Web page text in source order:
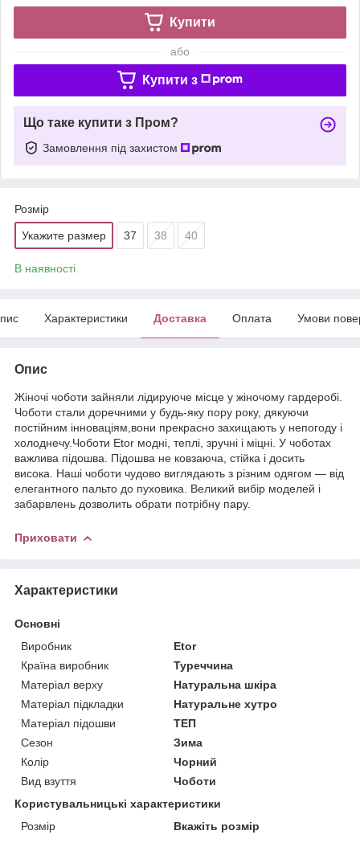
Купити
або
Купити з
Що таке купити з Пром?
Замовлення під захистом
Розмір
Укажите размер 37 38 40
В наявності
Характеристики Доставка Оплата Умови
Опис
Жіночі чоботи зайняли лідируюче місце у жіночому гардеробі.
Чоботи стали доречними у будь-яку пору року, дякуючи
постійним інноваціям,вони прекрасно захищають у непогоду і
холоднечу.Чоботи Etor модні, теплі, зручні і міцні. У чоботах
важлива підошва. Підошва не ковзаюча, стійка і досить
висока. Наші чоботи чудово виглядають з різним одягом — від
елегантного пальто до пуховика. Великий вибір моделей і
забарвлень дозволить обрати потрібну пару.
Приховати
Характеристики
Основні
Виробник
Etor
Країна виробник
Туреччина
Матеріал верху
Натуральна шкіра
Матеріал підкладки
Натуральне хутро
Матеріал підошви
ТЕП
Сезон
Зима
Колір
Чорний
Вид взуття
Чоботи
Користувальницькі характеристики
Розмір
Вкажіть розмір